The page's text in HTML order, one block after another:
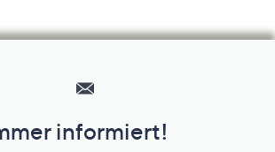
informiert!